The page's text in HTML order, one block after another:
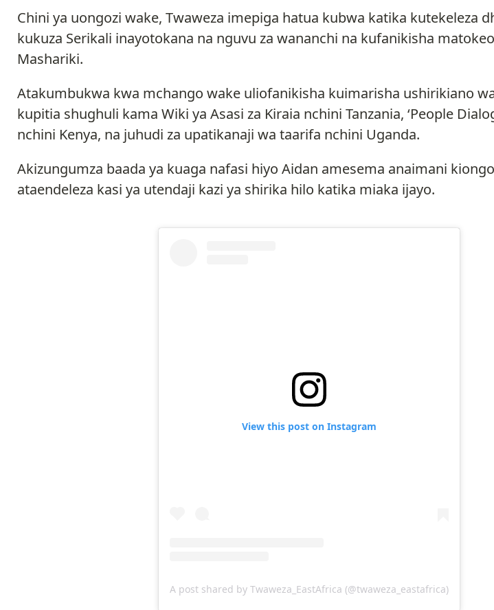
Chini ya uongozi wake, Twaweza imepiga hatua kubwa katika kutekeleza
kukuza Serikali inayotokana na nguvu za wananchi na kufanikisha
Mashariki.
Atakumbukwa kwa mchango wake uliofanikisha kuimarisha ushirikiano
kupitia shughuli kama Wiki ya Asasi za Kiraia nchini Tanzania, ‘People
nchini Kenya, na juhudi za upatikanaji wa taarifa nchini Uganda.
Akizungumza baada ya kuaga nafasi hiyo Aidan amesema anaimani
ataendeleza kasi ya utendaji kazi ya shirika hilo katika miaka ijayo.
View this post on Instagram
A post shared by Twaweza_EastAfrica (@twaweza_eastafrica)